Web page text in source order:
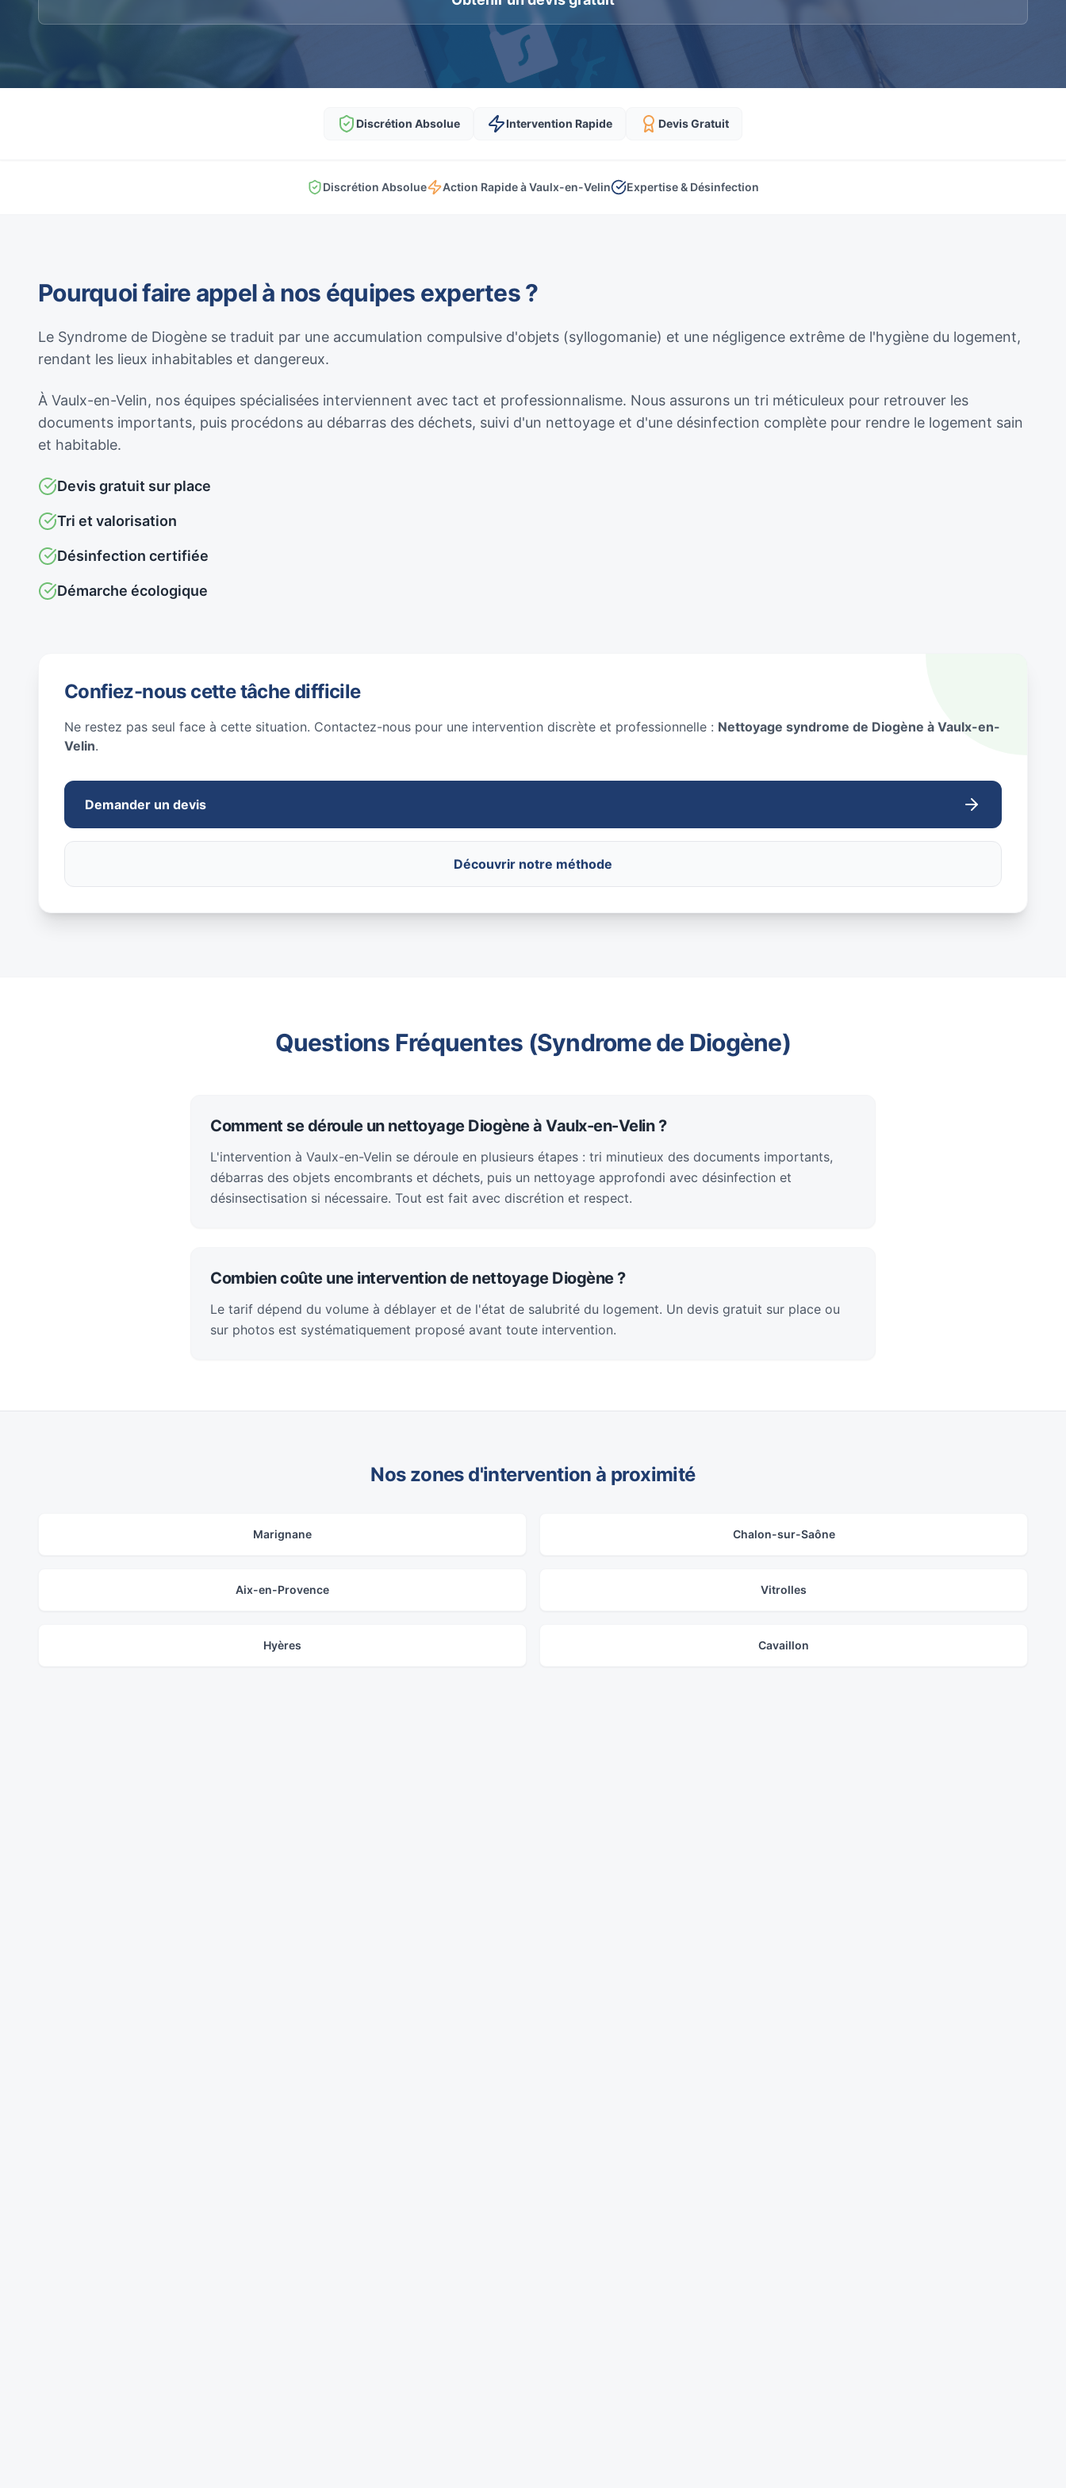
Discrétion Absolue Intervention Rapide Devis Gratuit
Discrétion Absolue Action Rapide à Vaulx-en-Velin Expertise & Désinfection
Pourquoi faire appel à nos équipes expertes ?
Le Syndrome de Diogène se traduit par une accumulation compulsive d'objets (syllogomanie) et une négligence extrême de l'hygiène du logement,
rendant les lieux inhabitables et dangereux.
À Vaulx-en-Velin, nos équipes spécialisées interviennent avec tact et professionnalisme. Nous assurons un tri méticuleux pour retrouver les
documents importants, puis procédons au débarras des déchets, suivi d'un nettoyage et d'une désinfection complète pour rendre le logement sain
et habitable.
Devis gratuit sur place
Tri et valorisation
Désinfection certifiée
Démarche écologique
Confiez-nous cette tâche difficile
Ne restez pas seul face à cette situation. Contactez-nous pour une intervention discrète et professionnelle : Nettoyage syndrome de Diogène à Vaulx-en-
Velin.
Demander un devis
Découvrir notre méthode
Questions Fréquentes (Syndrome de Diogène)
Comment se déroule un nettoyage Diogène à Vaulx-en-Velin ?
L'intervention à Vaulx-en-Velin se déroule en plusieurs étapes : tri minutieux des documents importants,
débarras des objets encombrants et déchets, puis un nettoyage approfondi avec désinfection et
désinsectisation si nécessaire. Tout est fait avec discrétion et respect.
Combien coûte une intervention de nettoyage Diogène ?
Le tarif dépend du volume à déblayer et de l'état de salubrité du logement. Un devis gratuit sur place ou
sur photos est systématiquement proposé avant toute intervention.
Nos zones d'intervention à proximité
Marignane Chalon-sur-Saône
Aix-en-Provence Vitrolles
Hyères Cavaillon